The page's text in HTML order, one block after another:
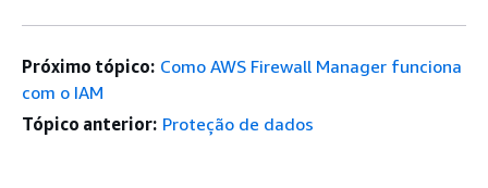
Próximo tópico: Como AWS Firewall Manager funciona
com o IAM
Tópico anterior: Proteção de dados